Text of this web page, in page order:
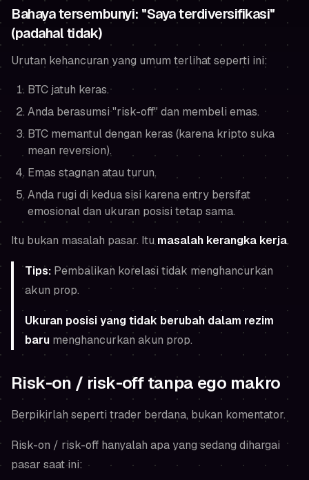
Bahaya tersembunyi: "Saya terdiversifikasi"
(padahal tidak)
Urutan kehancuran yang umum terlihat seperti ini:
BTC jatuh keras.
Anda berasumsi "risk-off" dan membeli emas.
BTC memantul dengan keras (karena kripto suka
mean reversion).
Emas stagnan atau turun.
Anda rugi di kedua sisi karena entry bersifat
emosional dan ukuran posisi tetap sama.
Itu bukan masalah pasar. Itumasalah kerangka kerja.
Tips: Pembalikan korelasi tidak menghancurkan
akun prop.
Ukuran posisi yang tidak berubah dalam rezim
baru menghancurkan akun prop.
Risk-on / risk-off tanpa ego makro
Berpikirlah seperti trader berdana, bukan komentator.
Risk-on / risk-off hanyalah apa yang sedang dihargai
pasar saat ini: